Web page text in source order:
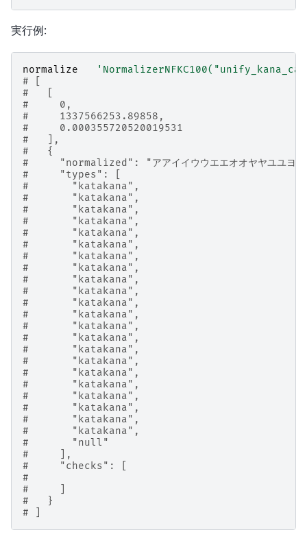
実行例:
normalize
# [
#   [
#     0,
#     1337566253.89858,
#     0.000355720520019531
#   ],
#   {
#     "normalized": "アアイイウウエエオオヤヤユユヨヨ
#     "types": [
#       "katakana",
#       "katakana",
#       "katakana",
#       "katakana",
#       "katakana",
#       "katakana",
#       "katakana",
#       "katakana",
#       "katakana",
#       "katakana",
#       "katakana",
#       "katakana",
#       "katakana",
#       "katakana",
#       "katakana",
#       "katakana",
#       "katakana",
#       "katakana",
#       "katakana",
#       "katakana",
#       "katakana",
#       "katakana",
#       "null"
#     ],
#     "checks": [
#
#     ]
#   }
# ]